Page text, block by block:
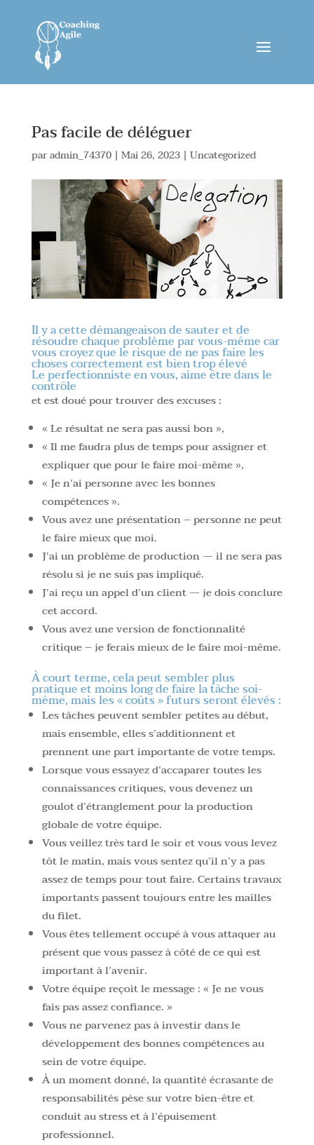
Pas facile de déléguer
paradmin_74370| Mai 26, 2023| Uncategorized
Il y a cette démangeaison de sauter et de
résoudre chaque problème par vous-même car
vous croyez que le risque de ne pas faire les
choses correctement est bien trop élevé
Le perfectionniste en vous, aime être dans le
contrôle
et est doué pour trouver des excuses :
« Le résultat ne sera pas aussi bon »,
« Il me faudra plus de temps pour assigner et
expliquer que pour le faire moi-même »,
« Je n’ai personne avec les bonnes
compétences ».
Vous avez une présentation – personne ne peut
le faire mieux que moi.
J’ai un problème de production — il ne sera pas
résolu si je ne suis pas impliqué.
J’ai reçu un appel d’un client — je dois conclure
cet accord.
Vous avez une version de fonctionnalité
critique – je ferais mieux de le faire moi-même.
À court terme, cela peut sembler plus
pratique et moins long de faire la tâche soi-
même, mais les « coûts » futurs seront élevés :
Les tâches peuvent sembler petites au début,
mais ensemble, elles s’additionnent et
prennent une part importante de votre temps.
Lorsque vous essayez d’accaparer toutes les
connaissances critiques, vous devenez un
goulot d’étranglement pour la production
globale de votre équipe.
Vous veillez très tard le soir et vous vous levez
tôt le matin, mais vous sentez qu’il n’y a pas
assez de temps pour tout faire. Certains travaux
importants passent toujours entre les mailles
du filet.
Vous êtes tellement occupé à vous attaquer au
présent que vous passez à côté de ce qui est
important à l’avenir.
Votre équipe reçoit le message : « Je ne vous
fais pas assez confiance. »
Vous ne parvenez pas à investir dans le
développement des bonnes compétences au
sein de votre équipe.
À un moment donné, la quantité écrasante de
responsabilités pèse sur votre bien-être et
conduit au stress et à l’épuisement
professionnel.